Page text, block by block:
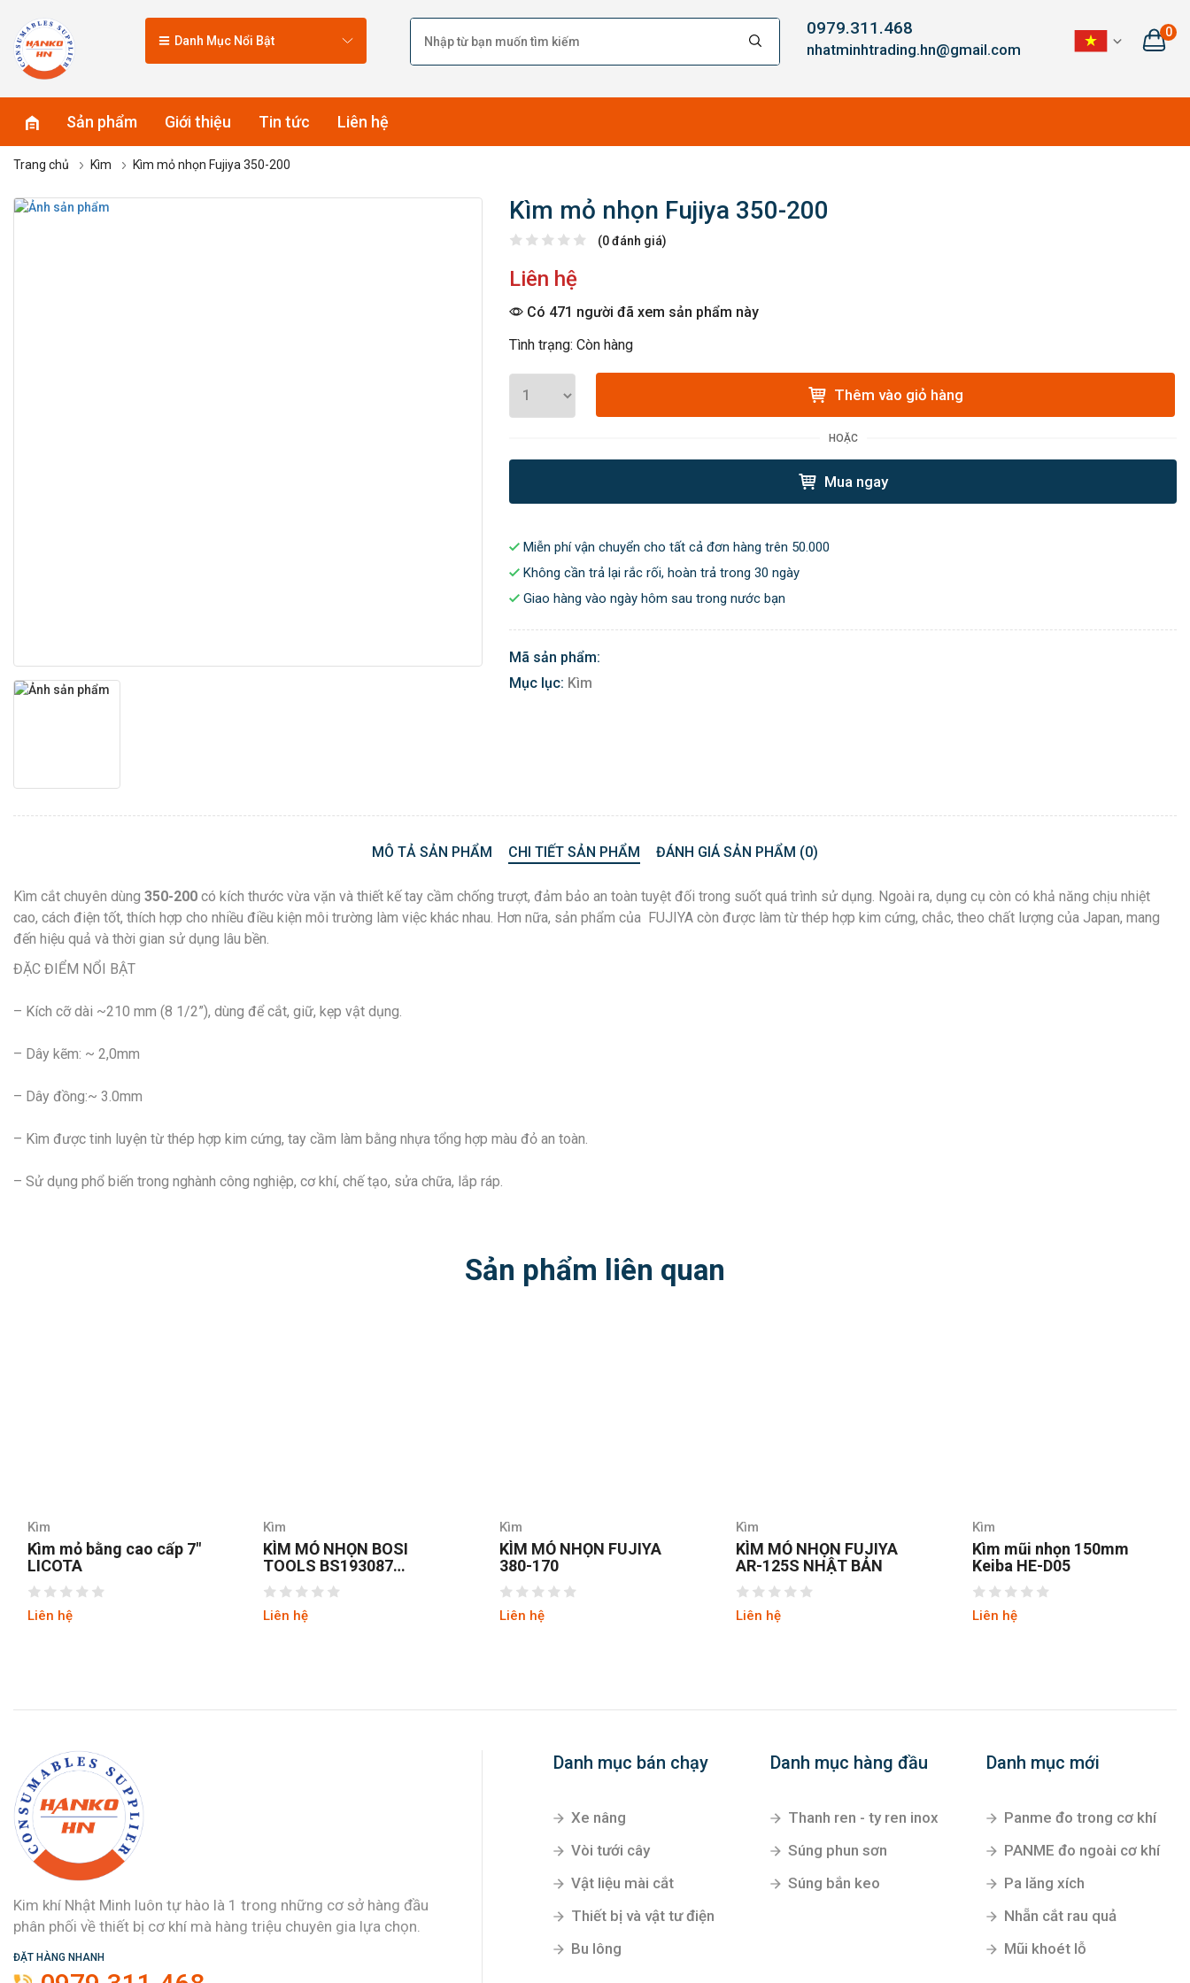
Danh Mục Nổi Bật
0979.311.468
nhatminhtrading.hn@gmail.com
0
Sản phẩm Giới thiệu Tin tức Liên hệ
Trang chủ Kìm Kìm mỏ nhọn Fujiya 350-200
Kìm mỏ nhọn Fujiya 350-200
(0 đánh giá)
Liên hệ
Có 471 người đã xem sản phẩm này
Tình trạng: Còn hàng
Thêm vào giỏ hàng
HOẶC
Mua ngay
Miễn phí vận chuyển cho tất cả đơn hàng trên 50.000
Không cần trả lại rắc rối, hoàn trả trong 30 ngày
Giao hàng vào ngày hôm sau trong nước bạn
Mã sản phẩm:
Mục lục: Kìm
MÔ TẢ SẢN PHẨM CHI TIẾT SẢN PHẨM ĐÁNH GIÁ SẢN PHẨM (0)
Kìm cắt chuyên dùng 350-200 có kích thước vừa vặn và thiết kế tay cầm chống trượt, đảm bảo an toàn tuyệt đối trong suốt quá trình sử dụng. Ngoài ra, dụng cụ còn có khả năng chịu nhiệt
cao, cách điện tốt, thích hợp cho nhiều điều kiện môi trường làm việc khác nhau. Hơn nữa, sản phẩm của FUJIYA còn được làm từ thép hợp kim cứng, chắc, theo chất lượng của Japan, mang
đến hiệu quả và thời gian sử dụng lâu bền.
ĐẶC ĐIỂM NỔI BẬT
– Kích cỡ dài ~210 mm (8 1/2”), dùng để cắt, giữ, kẹp vật dụng.
– Dây kẽm: ~ 2,0mm
– Dây đồng:~ 3.0mm
– Kìm được tinh luyện từ thép hợp kim cứng, tay cầm làm bằng nhựa tổng hợp màu đỏ an toàn.
– Sử dụng phổ biến trong nghành công nghiệp, cơ khí, chế tạo, sửa chữa, lắp ráp.
Sản phẩm liên quan
Kìm
KÌM MỎ NHỌN BOSI
TOOLS BS193087
8INCH/200MM
Liên hệ
Kìm
KÌM MỎ NHỌN FUJIYA
380-170
Liên hệ
Kìm
KÌM MỎ NHỌN FUJIYA
AR-125S NHẬT BẢN
Liên hệ
Kìm
Kìm mũi nhọn 150mm
Keiba HE-D05
Liên hệ
Kìm
Kìm mũi nhọn
phẳng120mm Keiba HF-
D04
Liên hệ
Kim khí Nhật Minh luôn tự hào là 1 trong những cơ sở hàng đầu
phân phối về thiết bị cơ khí mà hàng triệu chuyên gia lựa chọn.
ĐẶT HÀNG NHANH
Danh mục bán chạy
Xe nâng
Vòi tưới cây
Vật liệu mài cắt
Thiết bị và vật tư điện
Bu lông
Danh mục hàng đầu
Thanh ren - ty ren inox
Súng phun sơn
Súng bắn keo
Danh mục mới
Panme đo trong cơ khí
PANME đo ngoài cơ khí
Pa lăng xích
Nhẵn cắt rau quả
Mũi khoét lỗ